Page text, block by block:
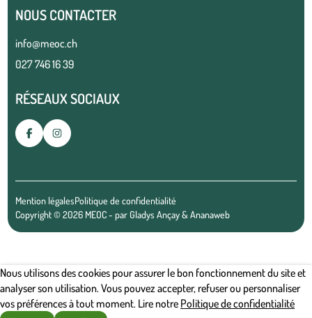
NOUS CONTACTER
info@meoc.ch
027 746 16 39
RÉSEAUX SOCIAUX
Mention légalesPolitique de confidentialité
Copyright © 2026 MEOC - parGladys Ançay&Ananaweb
Nous utilisons des cookies pour assurer le bon fonctionnement du site et
analyser son utilisation. Vous pouvez accepter, refuser ou personnaliser
vos préférences à tout moment. Lire notre Politique de confidentialité